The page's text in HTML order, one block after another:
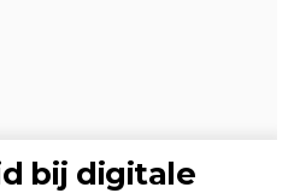
bij digitale